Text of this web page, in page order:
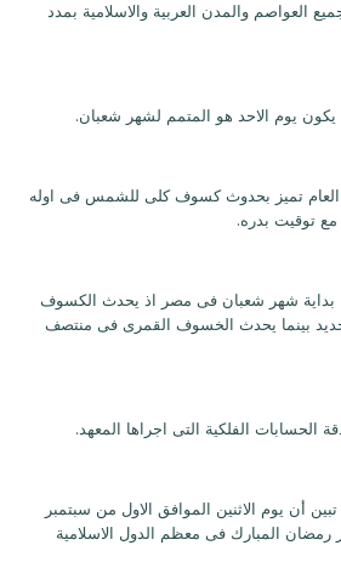
والمدن العربية والاسلامية بمدد
يكون يوم الاحد هو المتمم لشهر شعبان.
تميز بحدوث كسوف كلى للشمس فى اوله
توقيت بدره.
بداية شهر شعبان فى مصر اذ يحدث الكسوف
بينما يحدث الخسوف القمرى فى منتصف
الحسابات الفلكية التى اجراها المعهد.
أن يوم الاثنين الموافق الاول من سبتمبر
رمضان المبارك فى معظم الدول الاسلامية